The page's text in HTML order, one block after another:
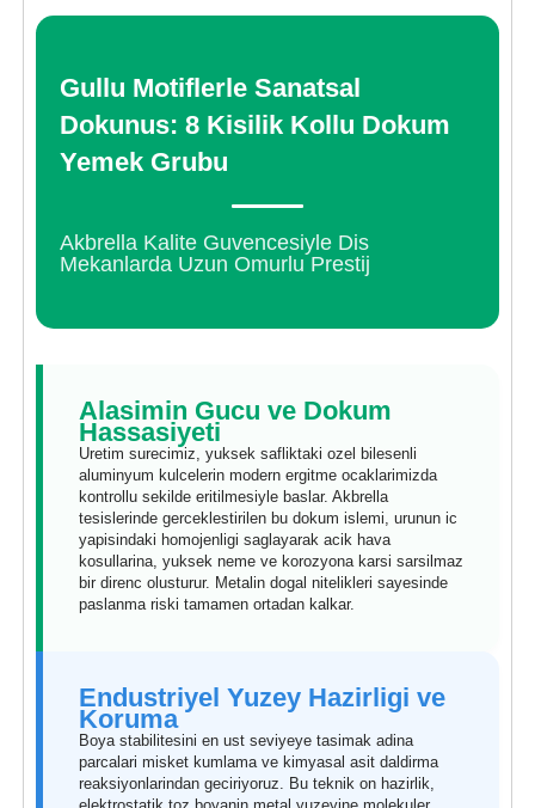
Gullu Motiflerle Sanatsal
Dokunus: 8 Kisilik Kollu Dokum
Yemek Grubu
Akbrella Kalite Guvencesiyle Dis
Mekanlarda Uzun Omurlu Prestij
Alasimin Gucu ve Dokum
Hassasiyeti
Uretim surecimiz, yuksek safliktaki ozel bilesenli
aluminyum kulcelerin modern ergitme ocaklarimizda
kontrollu sekilde eritilmesiyle baslar. Akbrella
tesislerinde gerceklestirilen bu dokum islemi, urunun ic
yapisindaki homojenligi saglayarak acik hava
kosullarina, yuksek neme ve korozyona karsi sarsilmaz
bir direnc olusturur. Metalin dogal nitelikleri sayesinde
paslanma riski tamamen ortadan kalkar.
Endustriyel Yuzey Hazirligi ve
Koruma
Boya stabilitesini en ust seviyeye tasimak adina
parcalari misket kumlama ve kimyasal asit daldirma
reaksiyonlarindan geciriyoruz. Bu teknik on hazirlik,